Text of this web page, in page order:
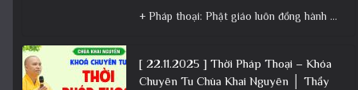
+ Pháp thoại: Phật giáo luôn đồng hành cùng Dân tộc – Bài giảng ý nghĩa nhân dịp 30/4 ngày
[ 22.11.2025 ] Thời Pháp Thoại – Khóa
Chuyên Tu Chùa Khai Nguyên │ Thầy